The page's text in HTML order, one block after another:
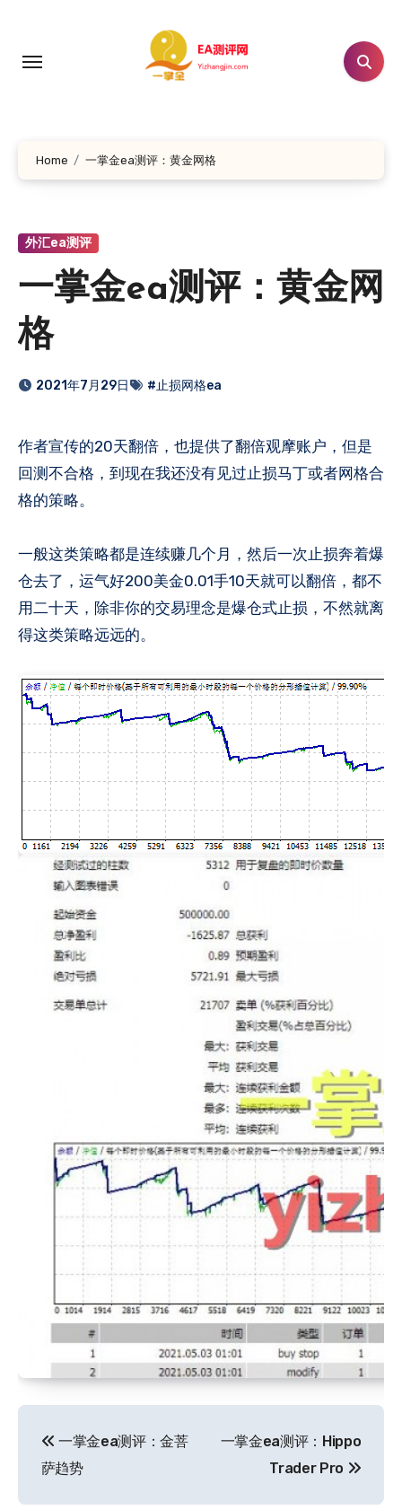
Home 一掌金ea测评：黄金网格
外汇ea测评
一掌金ea测评：黄金网
格
2021年7月29日 #止损网格ea
作者宣传的20天翻倍，也提供了翻倍观摩账户，但是
回测不合格，到现在我还没有见过止损马丁或者网格合
格的策略。
一般这类策略都是连续赚几个月，然后一次止损奔着爆
仓去了，运气好200美金0.01手10天就可以翻倍，都不
用二十天，除非你的交易理念是爆仓式止损，不然就离
得这类策略远远的。
章
导
一掌金ea测评：金菩
萨趋势
一掌金ea测评：Hippo
Trader Pro